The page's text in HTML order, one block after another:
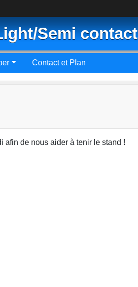
Semi contact
Contact et Plan
afin de nous aider à tenir le stand !